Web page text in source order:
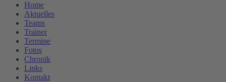
Home
Aktuelles
Teams
Trainer
Termine
Fotos
Chronik
Links
Kontakt